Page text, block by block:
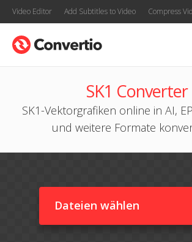
Video Editor Add Subtitles to Video Compress
SK1 Converter
SK1-Vektorgrafiken online in AI,
und weitere Formate
Dateien wählen